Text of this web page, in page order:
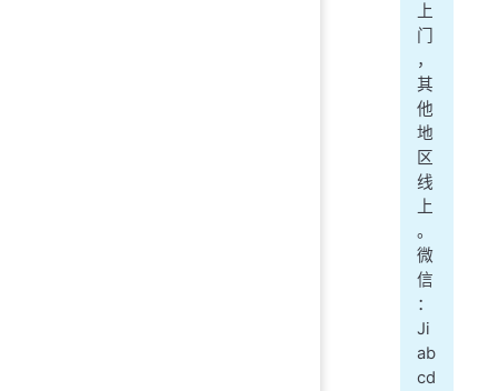
上
门
，
其
他
地
区
线
上
。
微
信
：
Ji
ab
cd